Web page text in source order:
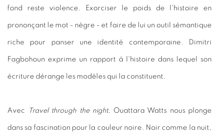
fond reste violence. Exorciser le poids de l'histoire en
prononçant le mot - nègre - et faire de lui un outil sémantique
riche pour panser une identité contemporaine. Dimitri
Fagbohoun exprime un rapport à l'histoire dans lequel son
écriture dérange les modèles qui la constituent.
Avec Travel through the night, Ouattara Watts nous plonge
dans sa fascination pour la couleur noire. Noir comme la nuit,